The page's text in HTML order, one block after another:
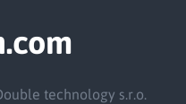
technology s.r.o.